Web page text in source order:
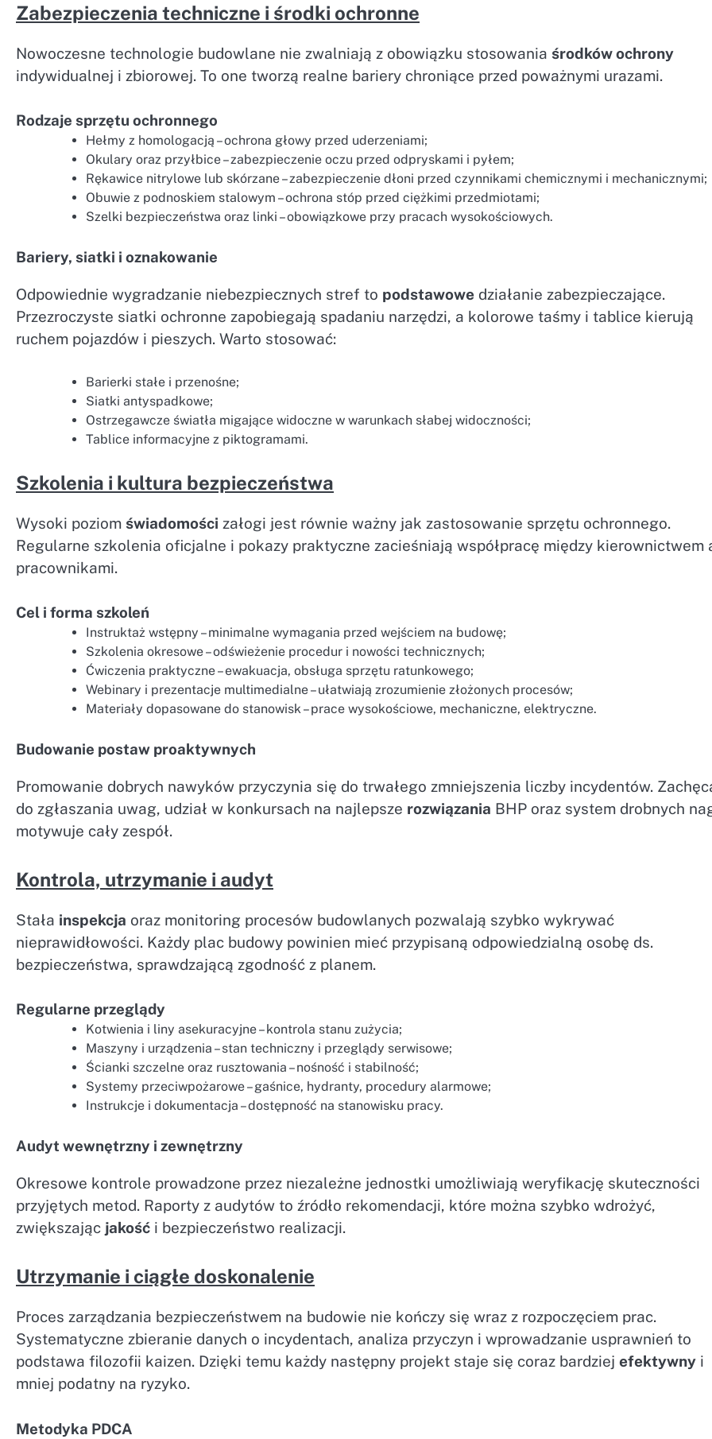
Zabezpieczenia techniczne i środki ochronne
Nowoczesne technologie budowlane nie zwalniają z obowiązku stosowania środków ochrony
indywidualnej i zbiorowej. To one tworzą realne bariery chroniące przed poważnymi urazami.
Rodzaje sprzętu ochronnego
Hełmy z homologacją – ochrona głowy przed uderzeniami;
Okulary oraz przyłbice – zabezpieczenie oczu przed odpryskami i pyłem;
Rękawice nitrylowe lub skórzane – zabezpieczenie dłoni przed czynnikami chemicznymi i mechanicznymi;
Obuwie z podnoskiem stalowym – ochrona stóp przed ciężkimi przedmiotami;
Szelki bezpieczeństwa oraz linki – obowiązkowe przy pracach wysokościowych.
Bariery, siatki i oznakowanie
Odpowiednie wygradzanie niebezpiecznych stref to podstawowe działanie zabezpieczające.
Przezroczyste siatki ochronne zapobiegają spadaniu narzędzi, a kolorowe taśmy i tablice kierują
ruchem pojazdów i pieszych. Warto stosować:
Barierki stałe i przenośne;
Siatki antyspadkowe;
Ostrzegawcze światła migające widoczne w warunkach słabej widoczności;
Tablice informacyjne z piktogramami.
Szkolenia i kultura bezpieczeństwa
Wysoki poziom świadomości załogi jest równie ważny jak zastosowanie sprzętu ochronnego.
Regularne szkolenia oficjalne i pokazy praktyczne zacieśniają współpracę między kierownictwem
pracownikami.
Cel i forma szkoleń
Instruktaż wstępny – minimalne wymagania przed wejściem na budowę;
Szkolenia okresowe – odświeżenie procedur i nowości technicznych;
Ćwiczenia praktyczne – ewakuacja, obsługa sprzętu ratunkowego;
Webinary i prezentacje multimedialne – ułatwiają zrozumienie złożonych procesów;
Materiały dopasowane do stanowisk – prace wysokościowe, mechaniczne, elektryczne.
Budowanie postaw proaktywnych
Promowanie dobrych nawyków przyczynia się do trwałego zmniejszenia liczby incydentów.
do zgłaszania uwag, udział w konkursach na najlepsze rozwiązania BHP oraz system drobnych
motywuje cały zespół.
Kontrola, utrzymanie i audyt
Stała inspekcja oraz monitoring procesów budowlanych pozwalają szybko wykrywać
nieprawidłowości. Każdy plac budowy powinien mieć przypisaną odpowiedzialną osobę ds.
bezpieczeństwa, sprawdzającą zgodność z planem.
Regularne przeglądy
Kotwienia i liny asekuracyjne – kontrola stanu zużycia;
Maszyny i urządzenia – stan techniczny i przeglądy serwisowe;
Ścianki szczelne oraz rusztowania – nośność i stabilność;
Systemy przeciwpożarowe – gaśnice, hydranty, procedury alarmowe;
Instrukcje i dokumentacja – dostępność na stanowisku pracy.
Audyt wewnętrzny i zewnętrzny
Okresowe kontrole prowadzone przez niezależne jednostki umożliwiają weryfikację skuteczności
przyjętych metod. Raporty z audytów to źródło rekomendacji, które można szybko wdrożyć,
zwiększając jakość i bezpieczeństwo realizacji.
Utrzymanie i ciągłe doskonalenie
Proces zarządzania bezpieczeństwem na budowie nie kończy się wraz z rozpoczęciem prac.
Systematyczne zbieranie danych o incydentach, analiza przyczyn i wprowadzanie usprawnień to
podstawa filozofii kaizen. Dzięki temu każdy następny projekt staje się coraz bardziej efektywny i
mniej podatny na ryzyko.
Metodyka PDCA